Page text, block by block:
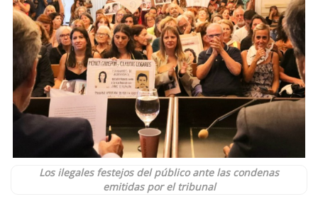
Los ilegales festejos del público ante las condenas
emitidas por el tribunal